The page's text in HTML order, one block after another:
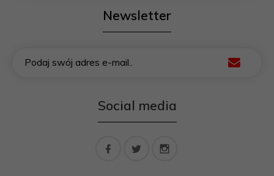
Newsletter
Podaj swój adres e-mail..
Social media